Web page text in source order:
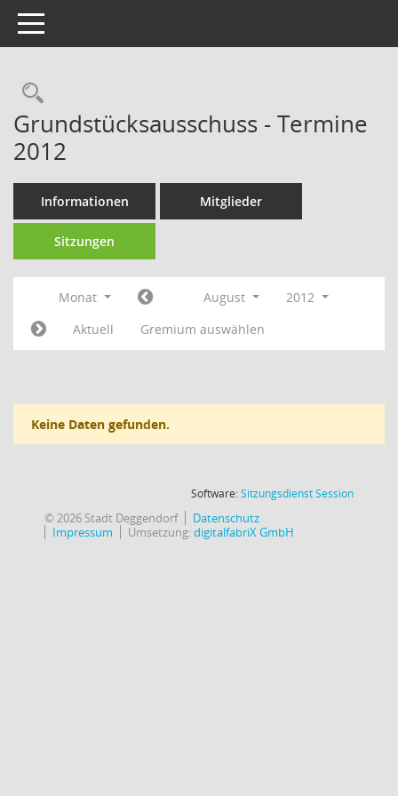
Toggle navigation
Rechercheauswahl
Grundstücksausschuss - Termine
2012
Informationen Mitglieder
Sitzungen
Monat August
2012
Aktuell
Gremium auswählen
Keine Daten gefunden.
Software:SitzungsdienstSession(Wird in
© 2026 Stadt Deggendorf
Datenschutz
Impressum
Umsetzung:digitalfabriX GmbH